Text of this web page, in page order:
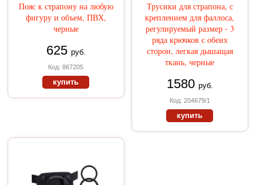
Пояс к страпону на любую
фигуру и объем, ПВХ,
черные
625 руб.
Код: 867205
купить
Трусики для страпона, с
креплением для фаллоса,
регулируемый размер - 3
ряда крючков с обеих
сторон, легкая дышащая
ткань, черные
1580 руб.
Код: 204679/1
купить